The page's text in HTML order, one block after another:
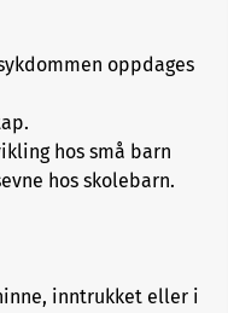
oppdages
hos små barn
hos skolebarn.
inntrukket eller i